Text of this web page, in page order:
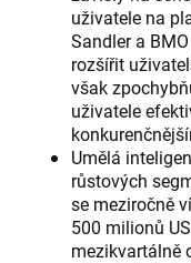
uživatele na
Sandler a
rozšířit
však
uživatele
Umělá
růstových
se meziročně
500 milionů
mezikvartálně